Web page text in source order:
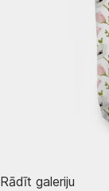
Rādīt galeriju